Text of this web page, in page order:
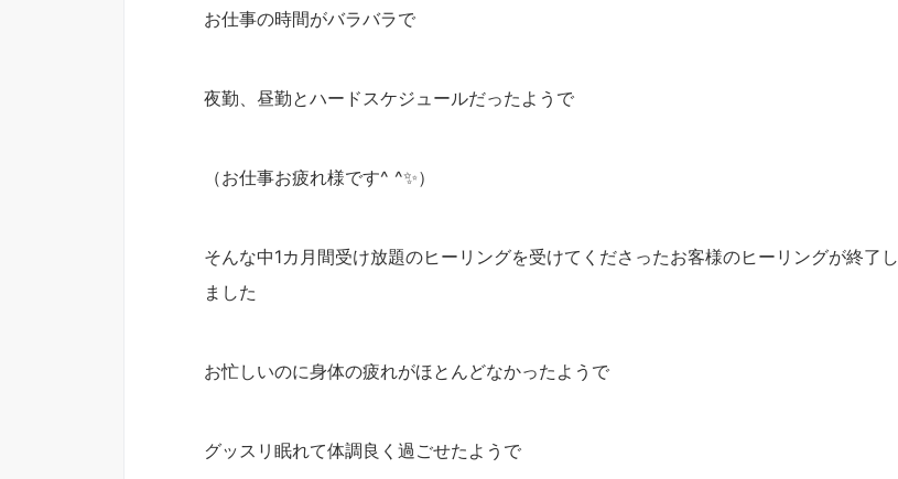
お仕事の時間がバラバラで
夜勤、昼勤とハードスケジュールだったようで
（お仕事お疲れ様です^ ^✨）
そんな中1カ月間受け放題のヒーリングを受けてくださったお客様のヒーリングが終了し
ました
お忙しいのに身体の疲れがほとんどなかったようで
グッスリ眠れて体調良く過ごせたようで